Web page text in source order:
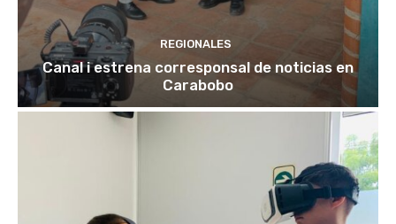
REGIONALES
Canal i estrena corresponsal de noticias en
Carabobo